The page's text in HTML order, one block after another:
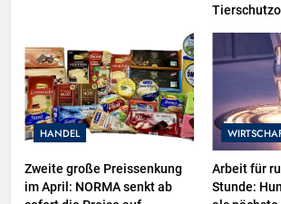
Projektion
Nähe der
HANDEL
Zweite große Preissenkung
im April: NORMA senkt ab
Arbeit für
Stunde: